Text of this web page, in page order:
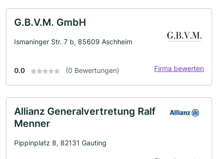
G.B.V.M. GmbH
Ismaninger Str. 7 b, 85609 Aschheim
0.0 (0 Bewertungen) Firma bewerten
Allianz Generalvertretung Ralf
Menner
Pippinplatz 8, 82131 Gauting